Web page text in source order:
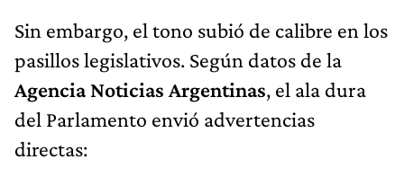
Sin embargo, el tono subió de calibre en los
pasillos legislativos. Según datos de la
Agencia Noticias Argentinas, el ala dura
del Parlamento envió advertencias
directas: